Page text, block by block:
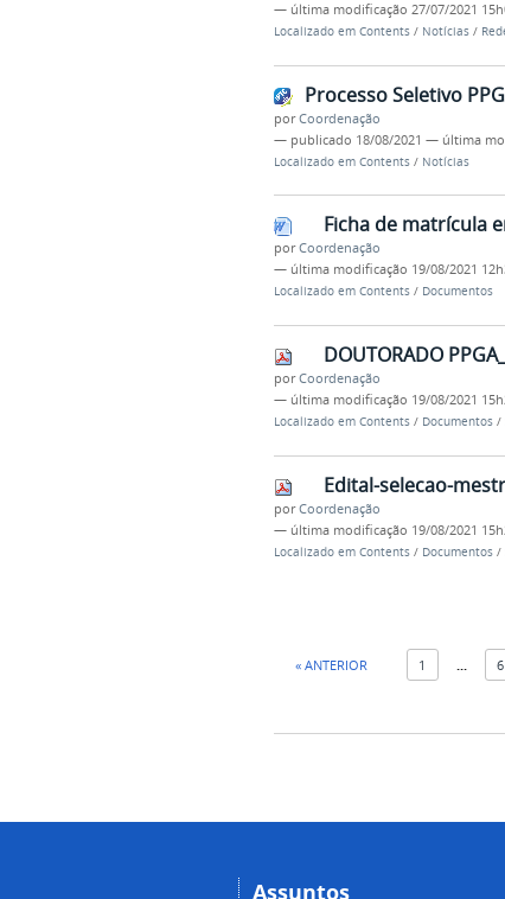
— última modificação 27/07/2021
Localizado em Contents / Notícias /
Processo Seletivo
porCoordenação
— publicado 18/08/2021 — última
Localizado em Contents / Notícias
Ficha de matrícula
porCoordenação
— última modificação 19/08/2021
Localizado em Contents / Documentos
DOUTORADO
porCoordenação
— última modificação 19/08/2021
Localizado em Contents / Documentos /
Edital-selecao-
porCoordenação
— última modificação 19/08/2021
Localizado em Contents / Documentos /
« ANTERIOR 1 6
Assuntos